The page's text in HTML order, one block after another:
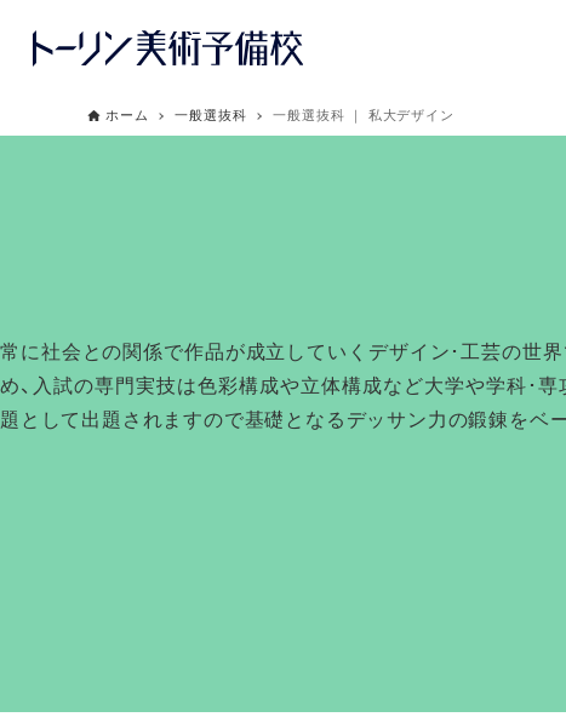
ホーム 一般選抜科 一般選抜科 ｜ 私大デザイン
常に社会との関係で作品が成立していくデザイン･工芸の世
め、入試の専門実技は色彩構成や立体構成など大学や学科･
題として出題されますので基礎となるデッサン力の鍛錬をベ